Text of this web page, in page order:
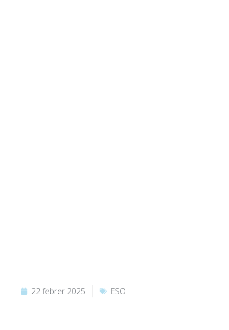
22 febrer 2025 ESO